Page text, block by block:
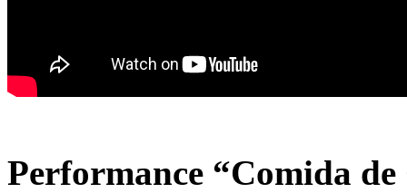
Performance “Comida